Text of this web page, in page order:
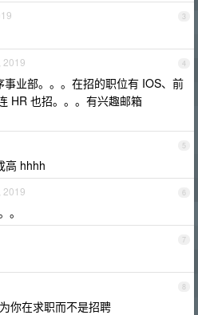
3
4
2019
业部。。。在招的职位有 IOS、前
HR 也招。。。有兴趣邮箱
5
高 hhhh
6
2019
。
7
8
你在求职而不是招聘